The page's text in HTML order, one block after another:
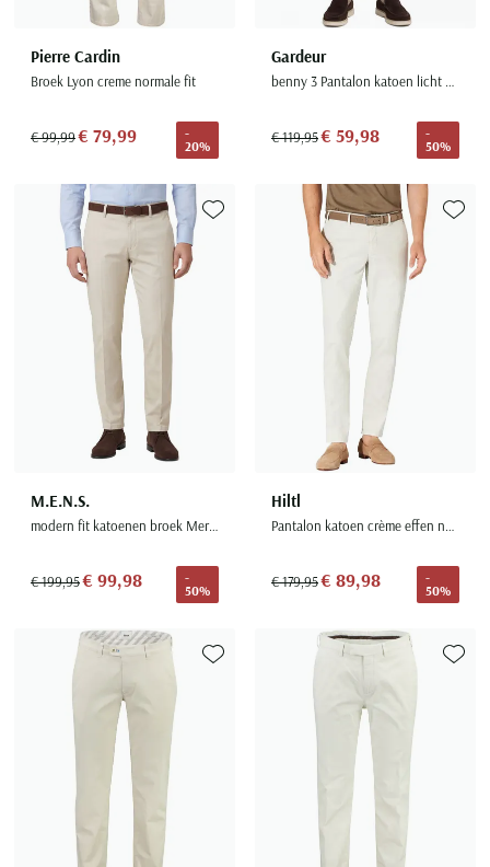
Pierre Cardin
Broek Lyon creme normale fit
€ 99,99€ 79,99
-
20%
Gardeur
benny 3 Pantalon katoen licht beige
€ 119,95€ 59,98
-
50%
M.E.N.S.
modern fit katoenen broek Meran creme
€ 199,95€ 99,98
-
50%
Toevoegen aan favorieten
Hiltl
Pantalon katoen crème effen normale fit
€ 179,95€ 89,98
-
50%
Toevoegen aan favorieten